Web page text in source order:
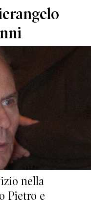
nella
Pietro e